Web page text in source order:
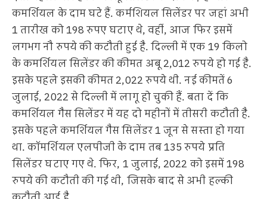
कमर्शियल के दाम घटे हैं. कर्मशियल सिलेंडर पर जहां अभी
1 तारीख को 198 रुपए घटाए थे, वहीं, आज फिर इसमें
लगभग नौ रुपये की कटौती हुई है. दिल्ली में एक 19 किलो
के कमर्शियल सिलेंडर की कीमत अबू 2,012 रुपये हो गई है.
इसके पहले इसकी कीमत 2,022 रुपये थी. नई कीमतें 6
जुलाई, 2022 से दिल्ली में लागू हो चुकी हैं. बता दें कि
कमर्शियल गैस सिलेंडर में यह दो महीनों में तीसरी कटौती है.
इसके पहले कमर्शियल गैस सिलेंडर 1 जून से सस्ता हो गया
था. कॉमर्शियल एलपीजी के दाम तब 135 रुपये प्रति
सिलेंडर घटाए गए थे. फिर, 1 जुलाई, 2022 को इसमें 198
रुपये की कटौती की गई थी, जिसके बाद से अभी हल्की